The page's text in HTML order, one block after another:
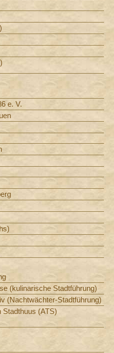
e. V.
(kulinarische Stadtführung)
(Nachtwächter-Stadtführung)
(ATS)